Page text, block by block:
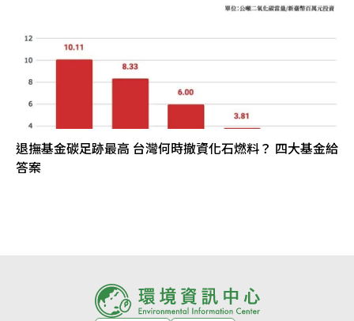
退撫基金碳足跡最高 台灣何時撤資化石燃料？ 四大基金給
答案